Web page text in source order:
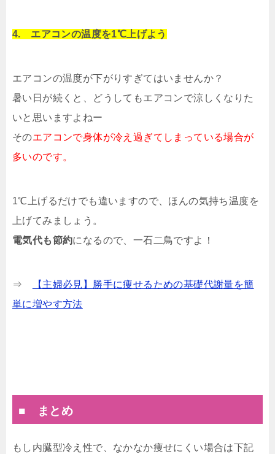
4. エアコンの温度を1℃上げよう
エアコンの温度が下がりすぎてはいませんか？
暑い日が続くと、どうしてもエアコンで涼しくなりた
いと思いますよねー
そのエアコンで身体が冷え過ぎてしまっている場合が
多いのです。
1℃上げるだけでも違いますので、ほんの気持ち温度を
上げてみましょう。
電気代も節約になるので、一石二鳥ですよ！
⇒
【主婦必見】勝手に痩せるための基礎代謝量を簡
単に増やす方法
■ まとめ
もし内臓型冷え性で、なかなか痩せにくい場合は下記